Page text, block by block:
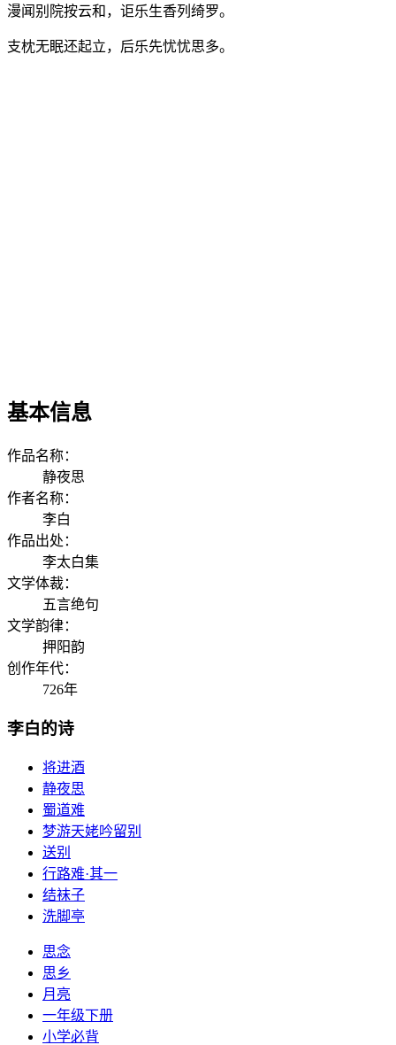
漫闻别院按云和，讵乐生香列绮罗。
支枕无眠还起立，后乐先忧忧思多。
基本信息
作品名称：
静夜思
作者名称：
李白
作品出处：
李太白集
文学体裁：
五言绝句
文学韵律：
押阳韵
创作年代：
726年
李白的诗
将进酒
静夜思
蜀道难
梦游天姥吟留别
送别
行路难·其一
结袜子
洗脚亭
思念
思乡
月亮
一年级下册
小学必背